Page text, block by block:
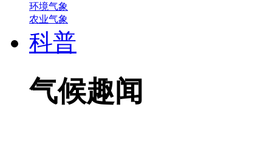
环境气象
农业气象
科普
气候趣闻